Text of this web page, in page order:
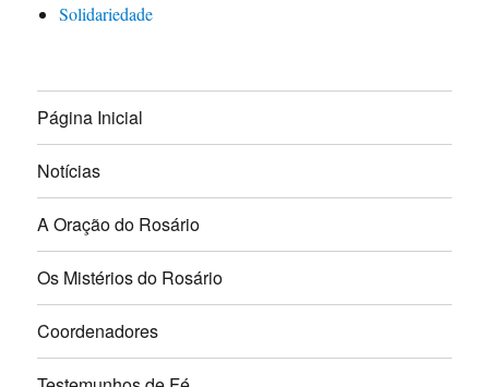
Solidariedade
Página Inicial
Notícias
A Oração do Rosário
Os Mistérios do Rosário
Coordenadores